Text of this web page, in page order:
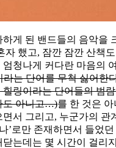
게 된 밴드들의 음악을
자 했고, 잠깐 잠깐 산책
청나게 커다란 마음의
라는 단어를 무척 싫어한
링이라는 단어들의 범
도 아니고…)를 한 것은
서 그리고, 누군가의 관
’로만 존재하면서 들었
닫는데는 몇 시간이 걸리